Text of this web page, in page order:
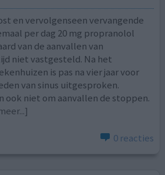
en vervolgenseen vervangende
per dag 20 mg propranolol
van de aanvallen van
niet vastgesteld. Na het
is pas na vier jaar voor
van sinus uitgesproken.
ook niet om aanvallen de stoppen.
0 reacties